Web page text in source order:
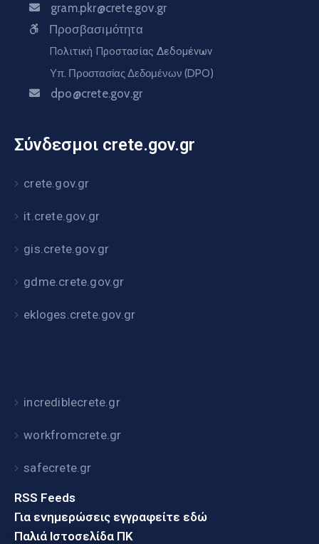
gram.pkr@crete.gov.gr
Προσβασιμότητα
Πολιτική Προστασίας Δεδομένων
Υπ. Προστασίας Δεδομένων (DPO)
dpo@crete.gov.gr
Σύνδεσμοι crete.gov.gr
crete.gov.gr
it.crete.gov.gr
gis.crete.gov.gr
gdme.crete.gov.gr
ekloges.crete.gov.gr
incrediblecrete.gr
workfromcrete.gr
safecrete.gr
RSS Feeds
Για ενημερώσεις εγγραφείτε εδώ
Παλιά Ιστοσελίδα ΠΚ